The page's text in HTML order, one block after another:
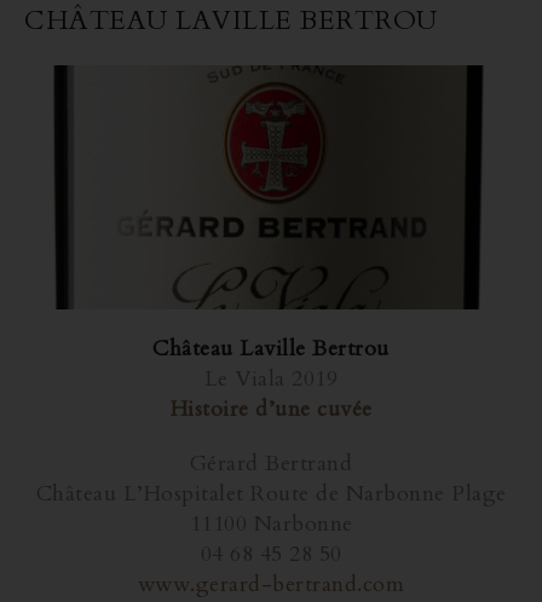
CHÂTEAU LAVILLE BERTROU
Château Laville Bertrou
Le Viala 2019
Histoire d’une cuvée
Gérard Bertrand
Château L’Hospitalet Route de Narbonne Plage
11100 Narbonne
04 68 45 28 50
www.gerard-bertrand.com